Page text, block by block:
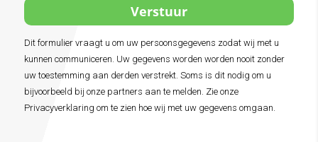
de
algemene
voorwaarden
*Alternative:
Dit formulier vraagt u om uw persoonsgegevens zodat wij met u
kunnen communiceren. Uw gegevens worden worden nooit zonder
uw toestemming aan derden verstrekt. Soms is dit nodig om u
bijvoorbeeld bij onze partners aan te melden. Zie onze
Privacyverklaring om te zien hoe wij met uw gegevens omgaan.